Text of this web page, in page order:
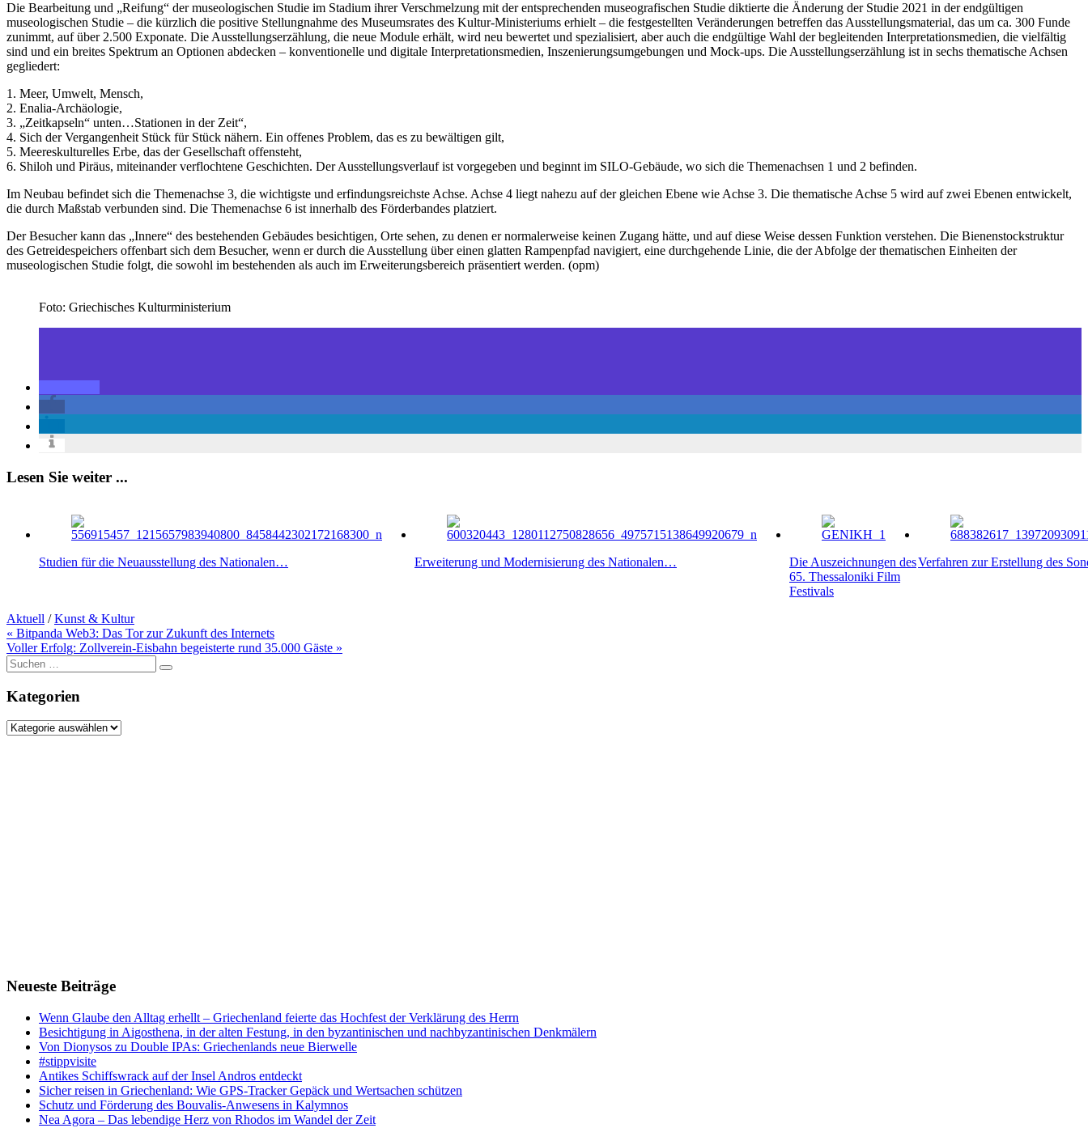
Die Bearbeitung und „Reifung“ der museologischen Studie im Stadium ihrer Verschmelzung mit der entsprechenden museografischen Studie diktierte die Änderung der Studie 2021 in der endgültigen
museologischen Studie – die kürzlich die positive Stellungnahme des Museumsrates des Kultur-Ministeriums erhielt – die festgestellten Veränderungen betreffen das Ausstellungsmaterial, das um ca. 300 Funde
zunimmt, auf über 2.500 Exponate. Die Ausstellungserzählung, die neue Module erhält, wird neu bewertet und spezialisiert, aber auch die endgültige Wahl der begleitenden Interpretationsmedien, die vielfältig
sind und ein breites Spektrum an Optionen abdecken – konventionelle und digitale Interpretationsmedien, Inszenierungsumgebungen und Mock-ups. Die Ausstellungserzählung ist in sechs thematische Achsen
gegliedert:
1. Meer, Umwelt, Mensch,
2. Enalia-Archäologie,
3. „Zeitkapseln“ unten…Stationen in der Zeit“,
4. Sich der Vergangenheit Stück für Stück nähern. Ein offenes Problem, das es zu bewältigen gilt,
5. Meereskulturelles Erbe, das der Gesellschaft offensteht,
6. Shiloh und Piräus, miteinander verflochtene Geschichten. Der Ausstellungsverlauf ist vorgegeben und beginnt im SILO-Gebäude, wo sich die Themenachsen 1 und 2 befinden.
Im Neubau befindet sich die Themenachse 3, die wichtigste und erfindungsreichste Achse. Achse 4 liegt nahezu auf der gleichen Ebene wie Achse 3. Die thematische Achse 5 wird auf zwei Ebenen entwickelt,
die durch Maßstab verbunden sind. Die Themenachse 6 ist innerhalb des Förderbandes platziert.
Der Besucher kann das „Innere“ des bestehenden Gebäudes besichtigen, Orte sehen, zu denen er normalerweise keinen Zugang hätte, und auf diese Weise dessen Funktion verstehen. Die Bienenstockstruktur
des Getreidespeichers offenbart sich dem Besucher, wenn er durch die Ausstellung über einen glatten Rampenpfad navigiert, eine durchgehende Linie, die der Abfolge der thematischen Einheiten der
museologischen Studie folgt, die sowohl im bestehenden als auch im Erweiterungsbereich präsentiert werden. (opm)
Foto: Griechisches Kulturministerium
Lesen Sie weiter ...
Studien für die Neuausstellung des Nationalen… Erweiterung und Modernisierung des Nationalen…
Die Auszeichnungen des
65. Thessaloniki Film
Festivals
Verfahren zur Erstellung des
Aktuell /Kunst & Kultur
Beitragsnavigation
« Bitpanda Web3: Das Tor zur Zukunft des Internets
Voller Erfolg: Zollverein-Eisbahn begeisterte rund 35.000 Gäste »
Suche
nach:
Kategorien
Kategorien
Neueste Beiträge
Wenn Glaube den Alltag erhellt – Griechenland feierte das Hochfest der Verklärung des Herrn
Besichtigung in Aigosthena, in der alten Festung, in den byzantinischen und nachbyzantinischen Denkmälern
Von Dionysos zu Double IPAs: Griechenlands neue Bierwelle
#stippvisite
Antikes Schiffswrack auf der Insel Andros entdeckt
Sicher reisen in Griechenland: Wie GPS-Tracker Gepäck und Wertsachen schützen
Schutz und Förderung des Bouvalis-Anwesens in Kalymnos
Nea Agora – Das lebendige Herz von Rhodos im Wandel der Zeit